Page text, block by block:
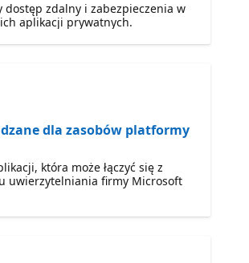
dostęp zdalny i zabezpieczenia w
aplikacji prywatnych.
dla zasobów platformy
która może łączyć się z
uwierzytelniania firmy Microsoft